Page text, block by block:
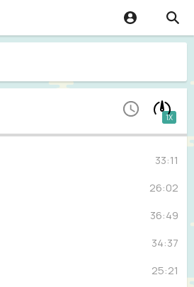
1X
33:11
26:02
36:49
34:37
25:21